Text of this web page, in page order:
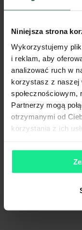
Niniejsza strona
Wykorzystujemy
i reklam, aby
analizować ruch w
korzystasz z naszej
społecznościowym,
Partnerzy mogą
otrzymanymi od
korzystania z ich
Ogłoszenia, cenniki i inne
mogą się różnić od danych
dostępności odbywa się